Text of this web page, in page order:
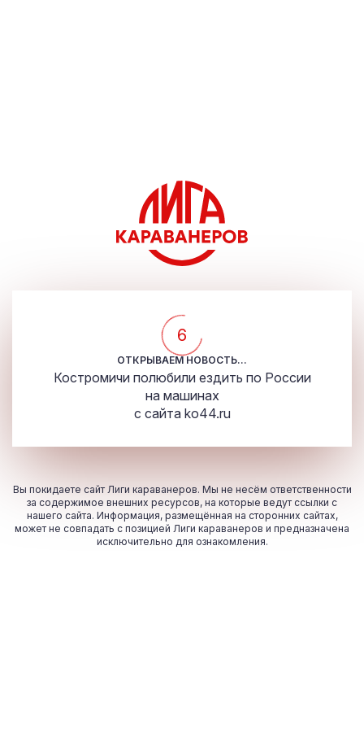
5
ОТКРЫВАЕМ НОВОСТЬ...
Костромичи полюбили ездить по России
на машинах
с сайта ko44.ru
Вы покидаете сайт Лиги караванеров. Мы не несём ответственности
за содержимое внешних ресурсов, на которые ведут ссылки с
нашего сайта. Информация, размещённая на сторонних сайтах,
может не совпадать с позицией Лиги караванеров и предназначена
исключительно для ознакомления.